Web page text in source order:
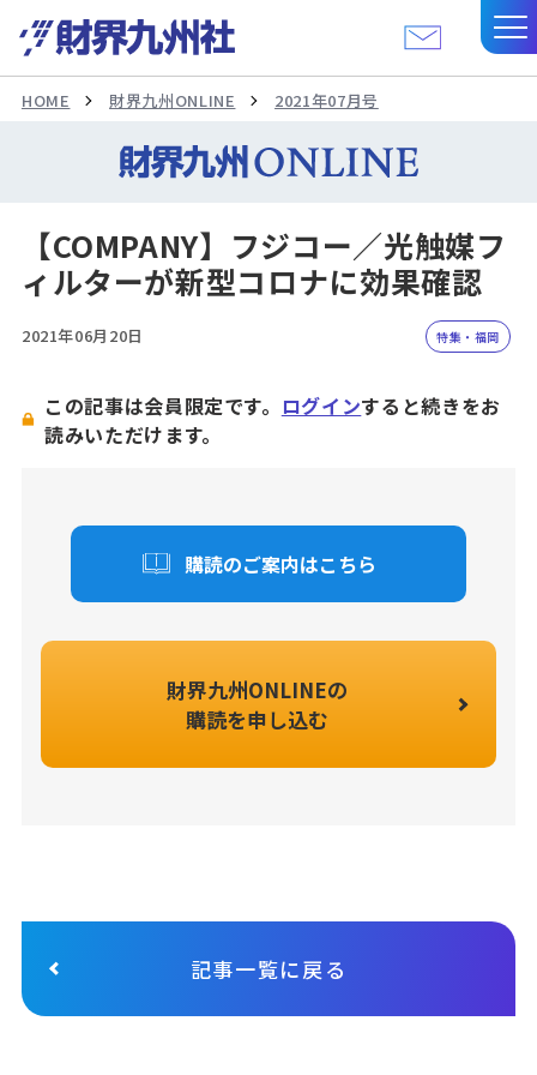
HOME 財界九州ONLINE 2021年07月号
【COMPANY】フジコー／光触媒フ
ィルターが新型コロナに効果確認
2021年06月20日 特集・福岡
この記事は会員限定です。 ログインすると続きをお
読みいただけます。
購読のご案内はこちら
財界九州ONLINEの
購読を申し込む
記事一覧に戻る